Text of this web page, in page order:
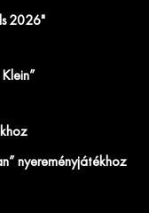
2026"
nyereményjátékhoz